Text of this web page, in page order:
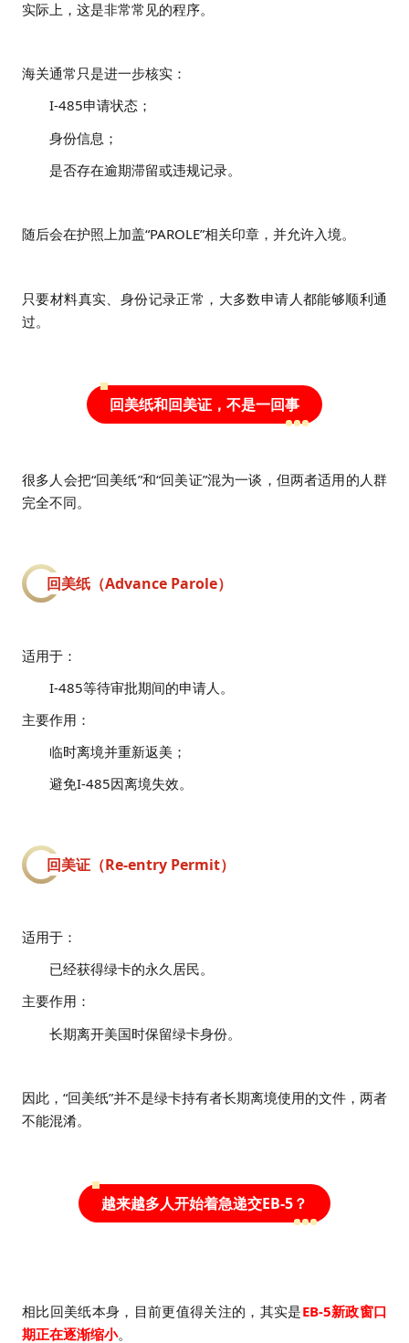
实际上，这是非常常见的程序。
海关通常只是进一步核实：
I-485申请状态；
身份信息；
是否存在逾期滞留或违规记录。
随后会在护照上加盖“PAROLE”相关印章，并允许入境。
只要材料真实、身份记录正常，大多数申请人都能够顺利通
过。
回美纸和回美证，不是一回事
很多人会把“回美纸”和“回美证”混为一谈，但两者适用的人群
完全不同。
回美纸（Advance Parole）
适用于：
I-485等待审批期间的申请人。
主要作用：
临时离境并重新返美；
避免I-485因离境失效。
回美证（Re-entry Permit）
适用于：
已经获得绿卡的永久居民。
主要作用：
长期离开美国时保留绿卡身份。
因此，“回美纸”并不是绿卡持有者长期离境使用的文件，两者
不能混淆。
越来越多人开始着急递交EB-5？
相比回美纸本身，目前更值得关注的，其实是EB-5新政窗口
期正在逐渐缩小。